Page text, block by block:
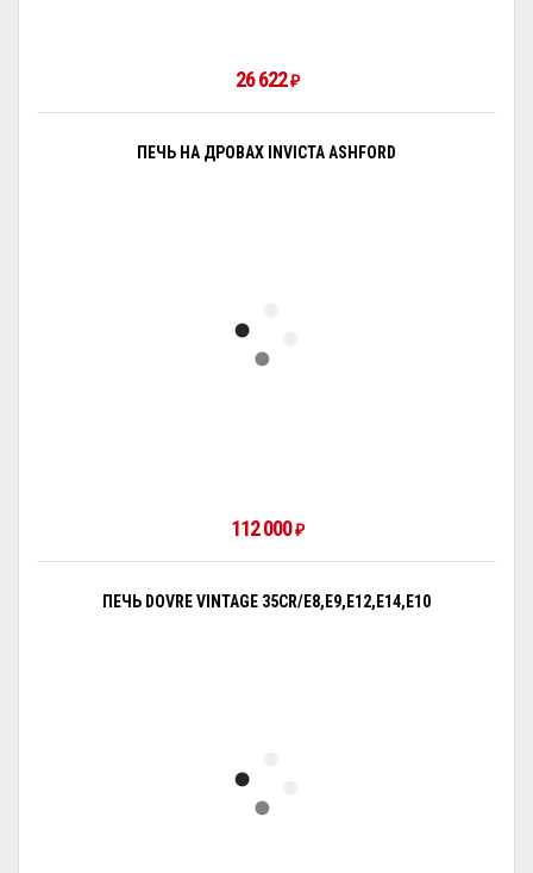
26 622₽
ПЕЧЬ НА ДРОВАХ INVICTA ASHFORD
112 000₽
ПЕЧЬ DOVRE VINTAGE 35CR/E8,E9,E12,E14,E10